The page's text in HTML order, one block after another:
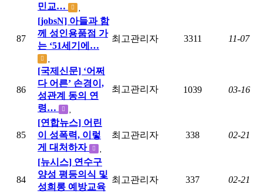
민교…
87
[jobsN] 아들과 함
께 성인용품점 가
는 ‘51세기에…
최고관리자 3311 11-07
86
[국제신문] ‘어쩌
다 어른’ 손경이,
성관계 동의 연
령…
최고관리자 1039 03-16
85
[연합뉴스] 어린
이 성폭력, 이렇
게 대처하자
최고관리자 338 02-21
84
[뉴시스] 연수구
양성 평등의식 및
성희롱 예방교육
최고관리자 337 02-21